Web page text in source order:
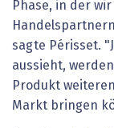
Phase, in der
sagte Périsset.
aussieht,
Produkt
Markt bringen